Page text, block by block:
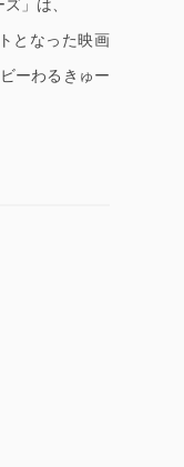
」は、
となった映画
ーわるきゅー